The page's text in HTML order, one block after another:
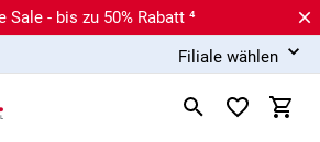
Sale - bis zu 50% Rabatt ⁴
Filiale wählen